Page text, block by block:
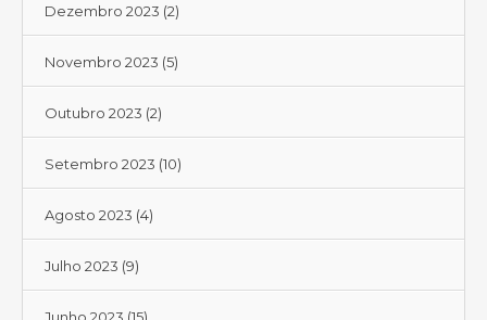
Dezembro 2023 (2)
Novembro 2023 (5)
Outubro 2023 (2)
Setembro 2023 (10)
Agosto 2023 (4)
Julho 2023 (9)
Junho 2023 (15)